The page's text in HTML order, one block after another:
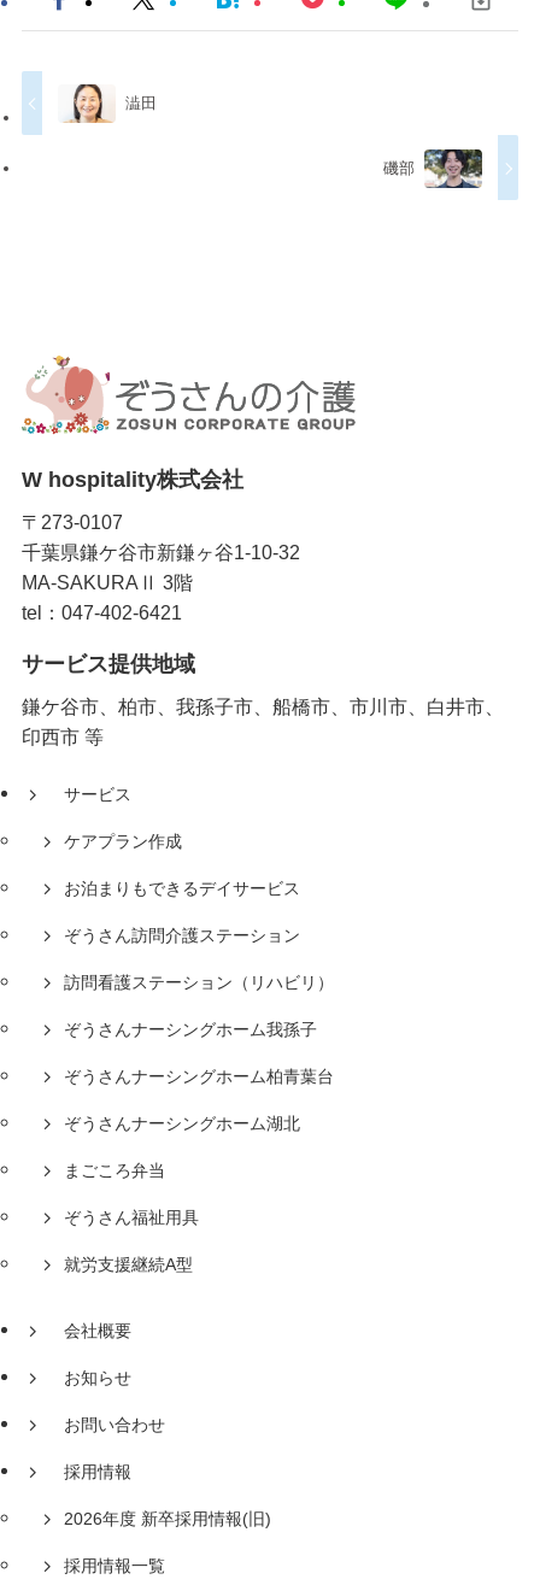
澁田
磯部
W hospitality株式会社
〒273-0107
千葉県鎌ケ谷市新鎌ヶ谷1-10-32
MA-SAKURAⅡ 3階
tel：047-402-6421
サービス提供地域
鎌ケ谷市、柏市、我孫子市、船橋市、市川市、白井市、
印西市 等
サービス
ケアプラン作成
お泊まりもできるデイサービス
ぞうさん訪問介護ステーション
訪問看護ステーション（リハビリ）
ぞうさんナーシングホーム我孫子
ぞうさんナーシングホーム柏青葉台
ぞうさんナーシングホーム湖北
まごころ弁当
ぞうさん福祉用具
就労支援継続A型
会社概要
お知らせ
お問い合わせ
採用情報
2026年度 新卒採用情報(旧)
採用情報一覧